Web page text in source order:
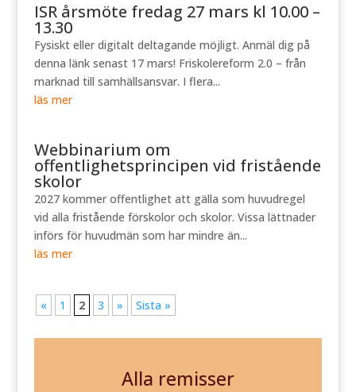
ISR årsmöte fredag 27 mars kl 10.00 –
13.30
Fysiskt eller digitalt deltagande möjligt. Anmäl dig på
denna länk senast 17 mars! Friskolereform 2.0 – från
marknad till samhällsansvar. I flera...
läs mer
Webbinarium om
offentlighetsprincipen vid fristående
skolor
2027 kommer offentlighet att gälla som huvudregel
vid alla fristående förskolor och skolor. Vissa lättnader
införs för huvudmän som har mindre än...
läs mer
« 1 2 3 » Sista »
Alla remisser